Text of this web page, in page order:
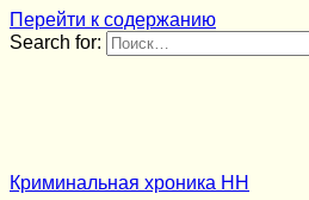
Перейти к содержанию
Search for:
Криминальная хроника НН